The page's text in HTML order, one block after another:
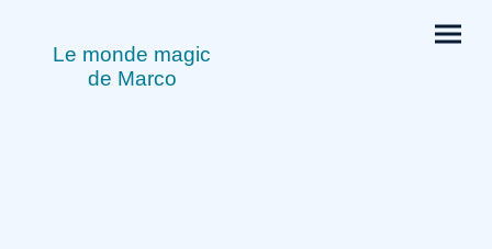
Le monde magic
de Marco